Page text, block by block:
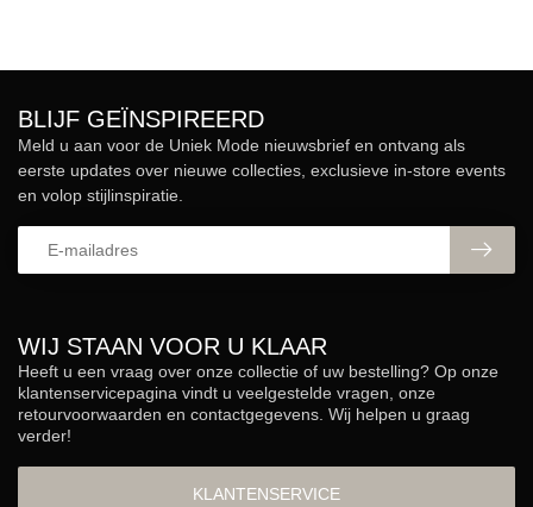
WIJ STAAN VOOR U KLAAR
Heeft u een vraag over onze collectie of uw bestelling? Op onze
klantenservicepagina vindt u veelgestelde vragen, onze
retourvoorwaarden en contactgegevens. Wij helpen u graag
verder!
KLANTENSERVICE
BLIJF GEÏNSPIREERD
Meld u aan voor de Uniek Mode nieuwsbrief en ontvang als
eerste updates over nieuwe collecties, exclusieve in-store events
en volop stijlinspiratie.